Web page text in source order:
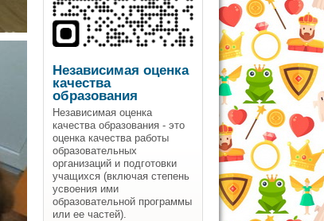
Независимая оценка
качества
образования
Независимая оценка
качества образования - это
оценка качества работы
образовательных
организаций и подготовки
учащихся (включая степень
усвоения ими
образовательной программы
или ее частей).